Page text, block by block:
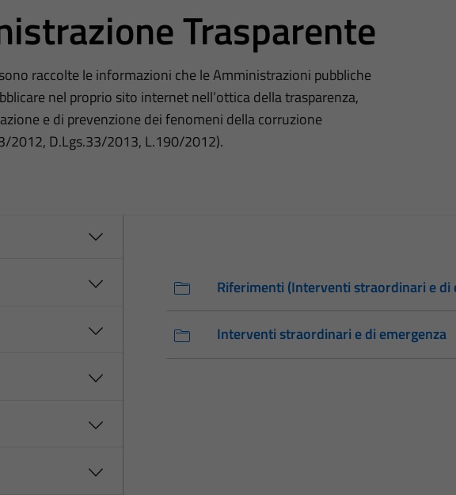
Trasparente
raccolte le informazioni che le Amministrazioni pubbliche
nel proprio sito internet nell’ottica della trasparenza,
e di prevenzione dei fenomeni della corruzione
2012, D.Lgs.33/2013, L.190/2012).
Riferimenti (Interventi straordinari e di
Interventi straordinari e di emergenza